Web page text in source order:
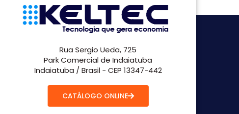
Rua Sergio Ueda, 725
Park Comercial de Indaiatuba
Indaiatuba / Brasil - CEP 13347-442
CATÁLOGO ONLINE